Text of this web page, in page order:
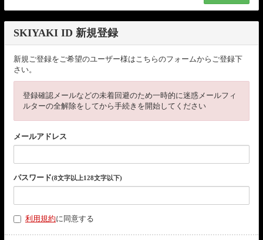
SKIYAKI ID 新規登録
新規ご登録をご希望のユーザー様はこちらのフォームからご登録下
さい。
登録確認メールなどの未着回避のため一時的に迷惑メールフィ
ルターの全解除をしてから手続きを開始してください
メールアドレス
パスワード(8文字以上128文字以下)
利用規約に同意する